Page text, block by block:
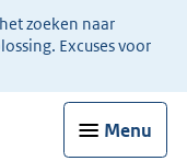
zoeken naar
Excuses voor
Menu